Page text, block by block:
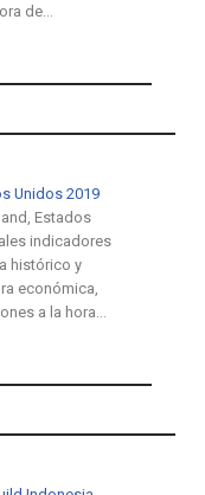
de…
Unidos 2019
Estados
indicadores
histórico y
económica,
a la hora…